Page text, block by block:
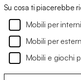
Su cosa ti piacerebbe
Mobili per interni
Mobili per
Mobili e giochi